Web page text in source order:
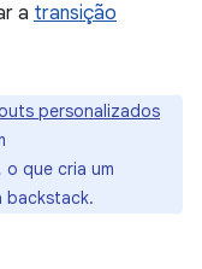
a transição
personalizados
que cria um
backstack.